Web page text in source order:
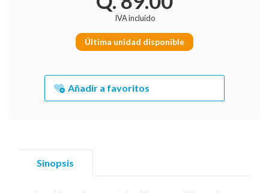
IVA incluido
Última unidad disponible
Añadir a favoritos
Sinopsis